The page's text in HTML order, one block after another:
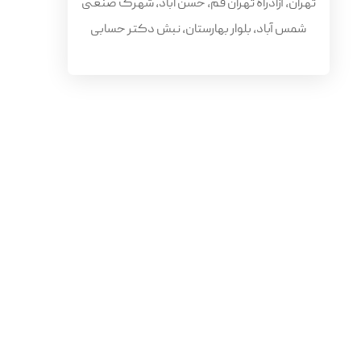
تهران، آزاد‌راه تهران قم، حسن اباد، شهرک صنعتی
شمس آباد، بلوار بهارستان، نبش دکتر حسابی